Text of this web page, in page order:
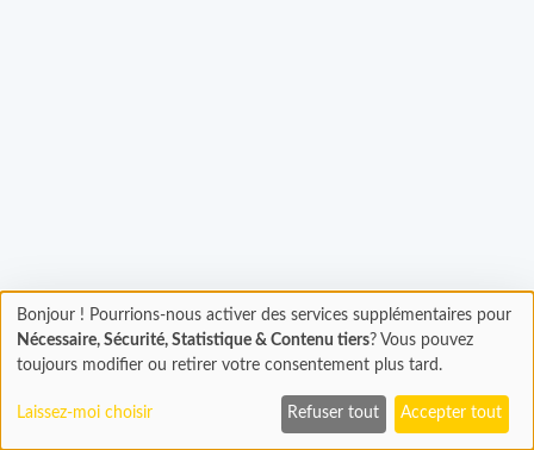
Chargement
En cours...
Bonjour ! Pourrions-nous activer des services supplémentaires pour
Nécessaire, Sécurité, Statistique & Contenu tiers? Vous pouvez
toujours modifier ou retirer votre consentement plus tard.
Laissez-moi choisir Refuser tout Accepter tout